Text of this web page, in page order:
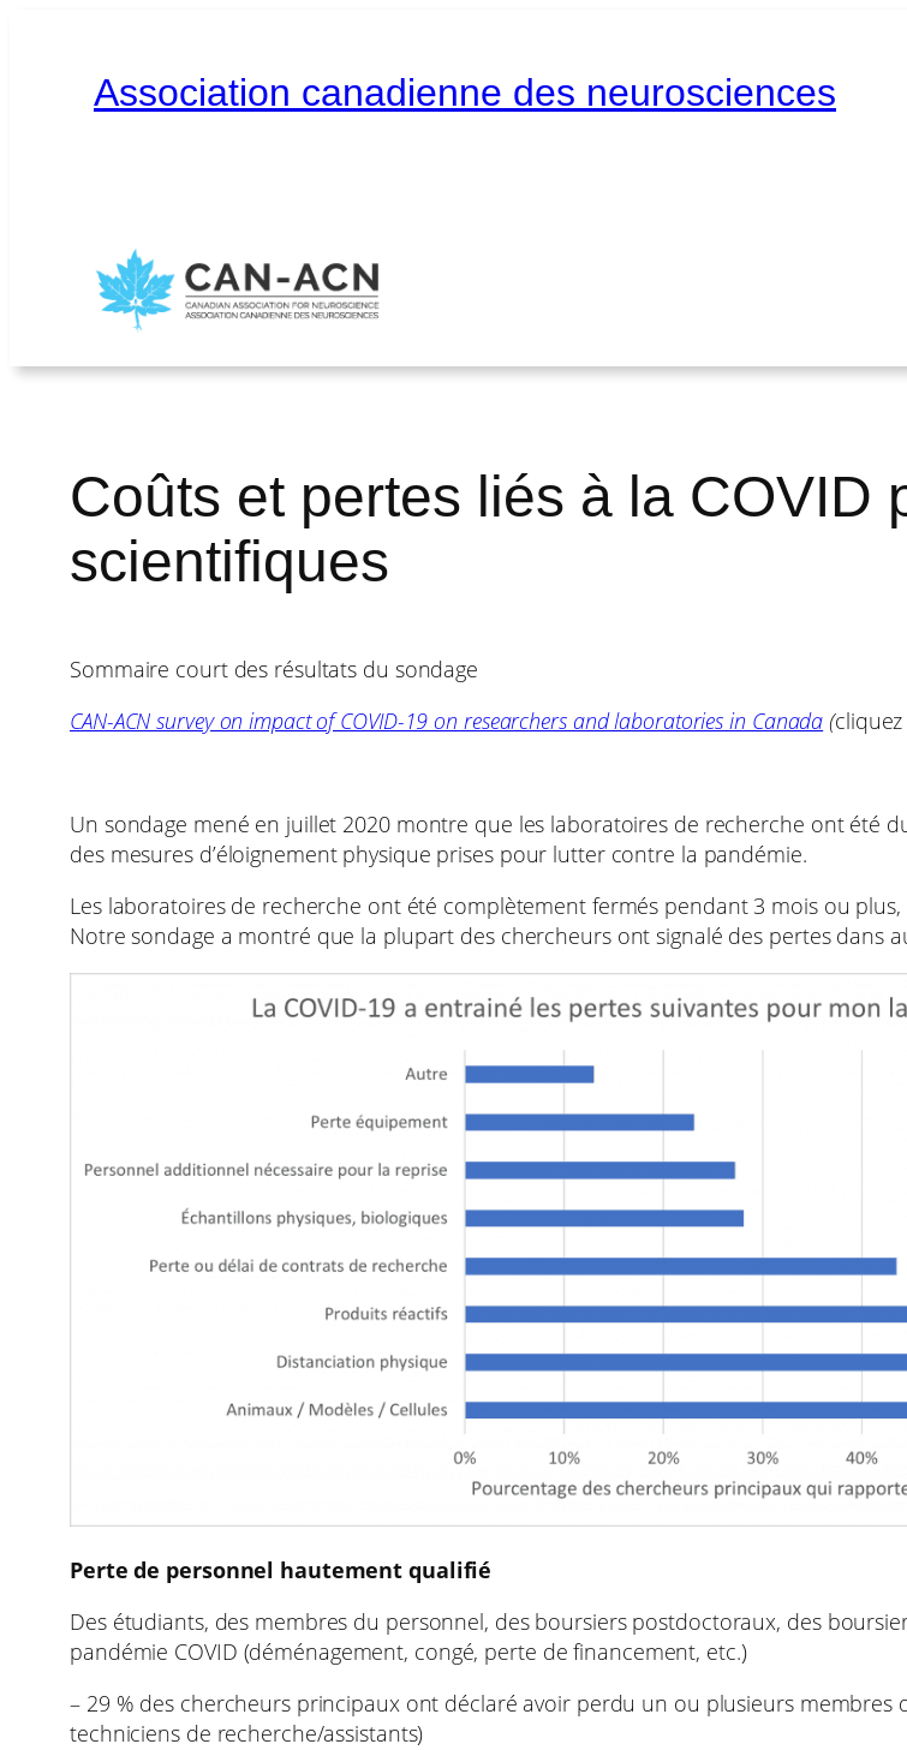
Association canadienne des neurosciences
Coûts et pertes liés à la COVID
scientifiques
Sommaire court des résultats du sondage
CAN-ACN survey on impact of COVID-19 on researchers and laboratories in Canada (
Un sondage mené en juillet 2020 montre que les laboratoires de recherche ont été
des mesures d’éloignement physique prises pour lutter contre la pandémie.
Les laboratoires de recherche ont été complètement fermés pendant 3 mois ou
Notre sondage a montré que la plupart des chercheurs ont signalé des pertes dans
Perte de personnel hautement qualifié
Des étudiants, des membres du personnel, des boursiers postdoctoraux, des
pandémie COVID (déménagement, congé, perte de financement, etc.)
– 29 % des chercheurs principaux ont déclaré avoir perdu un ou plusieurs
techniciens de recherche/assistants)